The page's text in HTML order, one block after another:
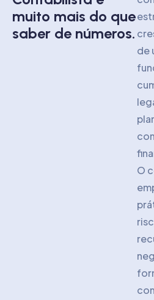
muito mais do que
saber de números.
de
O